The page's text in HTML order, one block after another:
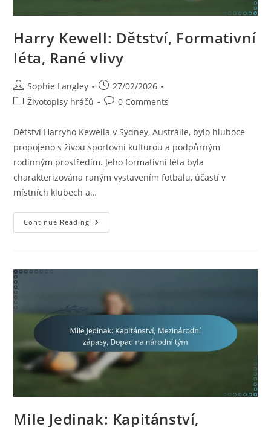
Harry Kewell: Dětství, Formativní
léta, Rané vlivy
Post
author:
Sophie Langley
Post
published:
27/02/2026
PostŽivotopisy hráčů
Post0 Comments
Dětství Harryho Kewella v Sydney, Austrálie, bylo hluboce
propojeno s živou sportovní kulturou a podpůrným
rodinným prostředím. Jeho formativní léta byla
charakterizována raným vystavením fotbalu, účastí v
místních klubech a…
Continue Reading Harry
Kewell:
Vlivy
Mile Jedinak: Kapitánství,